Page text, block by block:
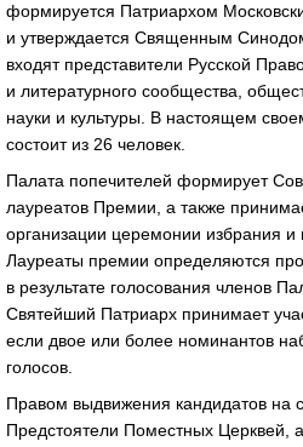
формируется Патриархом
и утверждается Священным
входят представители Русской
и литературного сообщества,
науки и культуры. В настоящем
состоит из 26 человек.
Палата попечителей формирует
лауреатов Премии, а также
организации церемонии избрания и
Лауреаты премии определяются
в результате голосования членов
Святейший Патриарх принимает
если двое или более номинантов
голосов.
Правом выдвижения кандидатов на
Предстоятели Поместных Церквей,